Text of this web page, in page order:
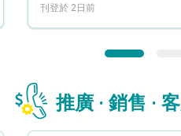
刊登於 2日前
推廣 · 銷售 ·